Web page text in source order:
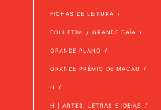
FICHAS DE LEITURA
FOLHETIM GRANDE BAÍA
GRANDE PLANO
GRANDE PRÉMIO DE MACAU
H
H | ARTES, LETRAS E IDEIAS